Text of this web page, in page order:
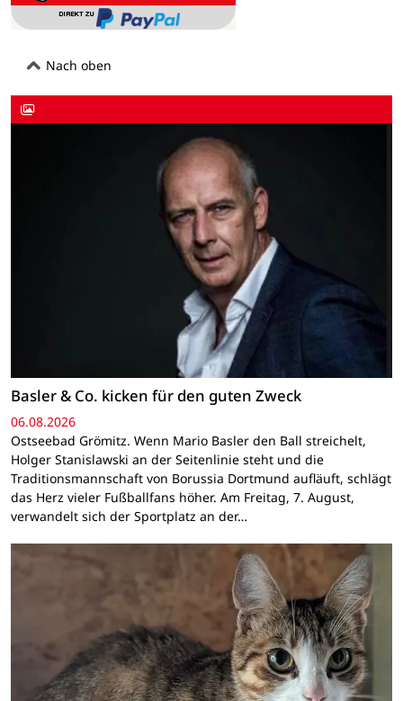
Nach oben
Basler & Co. kicken für den guten Zweck
06.08.2026
Ostseebad Grömitz. Wenn Mario Basler den Ball streichelt,
Holger Stanislawski an der Seitenlinie steht und die
Traditionsmannschaft von Borussia Dortmund aufläuft, schlägt
das Herz vieler Fußballfans höher. Am Freitag, 7. August,
verwandelt sich der Sportplatz an der…